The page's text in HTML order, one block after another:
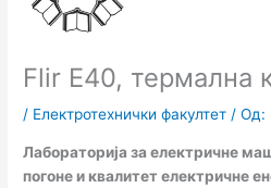
Flir E40, термална
/ Електротехнички факултет / Од:
Лабораторија за електричне
погоне и квалитет електричне